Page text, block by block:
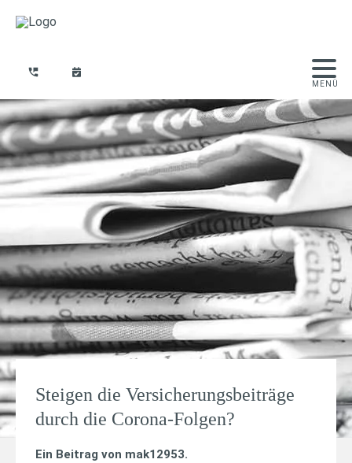
Steigen die Versicherungsbeiträge
durch die Corona-Folgen?
Ein Beitrag von mak12953.